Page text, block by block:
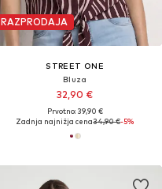
RAZPRODAJA
STREET ONE
Bluza
32,90 €
Prvotno: 39,90 €
Zadnja najnižja cena34,90 €-5%